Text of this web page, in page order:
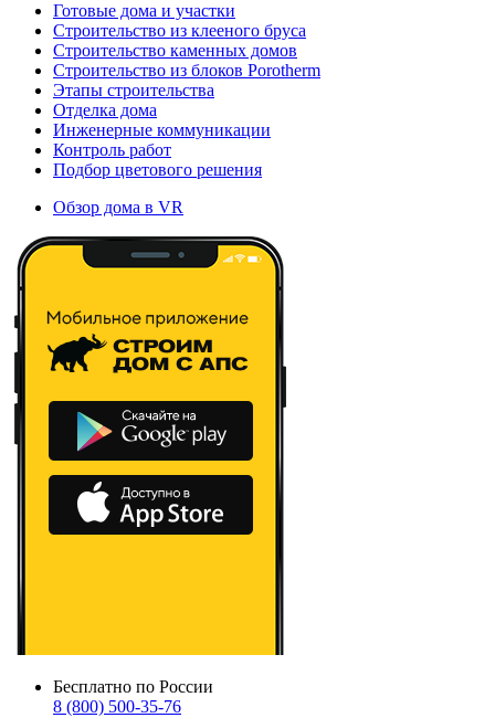
Готовые дома и участки
Строительство из клееного бруса
Строительство каменных домов
Строительство из блоков Porotherm
Этапы строительства
Отделка дома
Инженерные коммуникации
Контроль работ
Подбор цветового решения
Обзор дома в VR
Бесплатно по России
8 (800) 500-35-76